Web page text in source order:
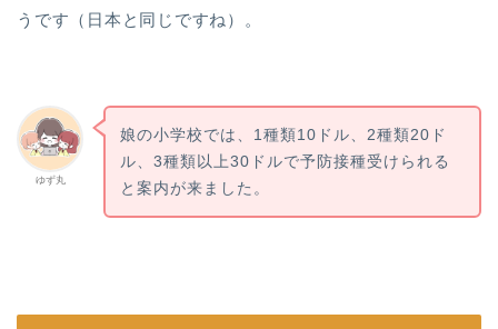
うです（日本と同じですね）。
ゆず丸
娘の小学校では、1種類10ドル、2種類20ド
ル、3種類以上30ドルで予防接種受けられる
と案内が来ました。